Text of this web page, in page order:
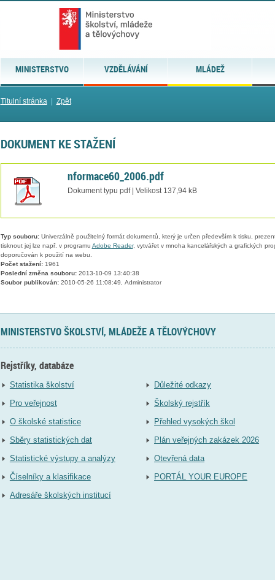
MINISTERSTVO VZDĚLÁVÁNÍ MLÁDEŽ
Titulní stránka| Zpět
DOKUMENT KE STAŽENÍ
nformace60_2006.pdf
Dokument typu pdf | Velikost 137,94 kB
Typ souboru:Univerzálně použitelný formát dokumentů, který je určen především k tisku,
tisknout jej lze např. v programu Adobe Reader, vytvářet v mnoha kancelářských a grafických
doporučován k použití na webu.
Počet stažení:1961
Poslední změna souboru:2013-10-09 13:40:38
Soubor publikován:2010-05-26 11:08:49, Administrator
MINISTERSTVO ŠKOLSTVÍ, MLÁDEŽE A TĚLOVÝCHOVY
Rejstříky, databáze
Statistika školství
Pro veřejnost
O školské statistice
Sběry statistických dat
Statistické výstupy a analýzy
Číselníky a klasifikace
Adresáře školských institucí
Důležité odkazy
Školský rejstřík
Přehled vysokých škol
Plán veřejných zakázek 2026
Otevřená data
PORTÁL YOUR EUROPE